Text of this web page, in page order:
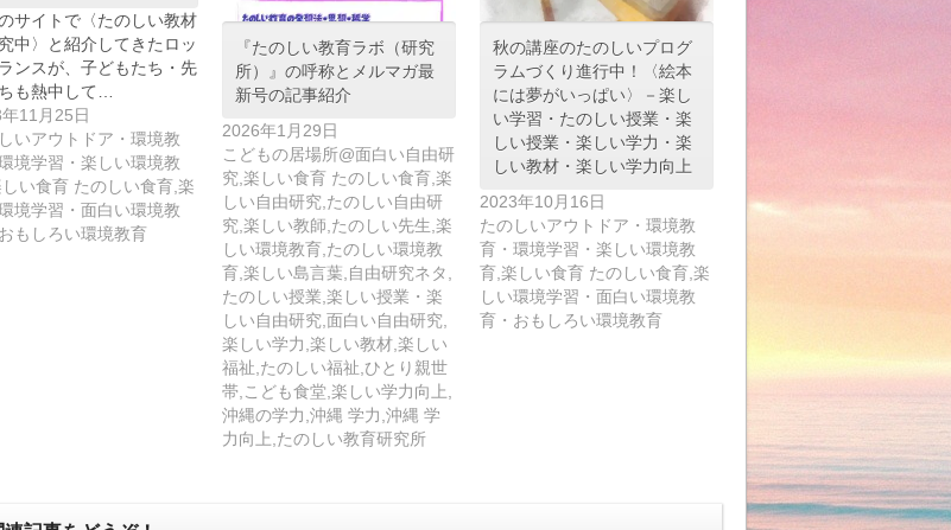
サイトで〈たのしい教材
中〉と紹介してきたロッ
ンスが、子どもたち・先
も熱中して…
11月25日
いアウトドア・環境教
境学習・楽しい環境教
い食育 たのしい食育,楽
境学習・面白い環境教
もしろい環境教育
『たのしい教育ラボ（研究
所）』の呼称とメルマガ最
新号の記事紹介
2026年1月29日
こどもの居場所@面白い自由研
究,楽しい食育 たのしい食育,楽
しい自由研究,たのしい自由研
究,楽しい教師,たのしい先生,楽
しい環境教育,たのしい環境教
育,楽しい島言葉,自由研究ネタ,
たのしい授業,楽しい授業・楽
しい自由研究,面白い自由研究,
楽しい学力,楽しい教材,楽しい
福祉,たのしい福祉,ひとり親世
帯,こども食堂,楽しい学力向上,
沖縄の学力,沖縄 学力,沖縄 学
力向上,たのしい教育研究所
秋の講座のたのしいプログ
ラムづくり進行中！〈絵本
には夢がいっぱい〉－楽し
い学習・たのしい授業・楽
しい授業・楽しい学力・楽
しい教材・楽しい学力向上
2023年10月16日
たのしいアウトドア・環境教
育・環境学習・楽しい環境教
育,楽しい食育 たのしい食育,楽
しい環境学習・面白い環境教
育・おもしろい環境教育